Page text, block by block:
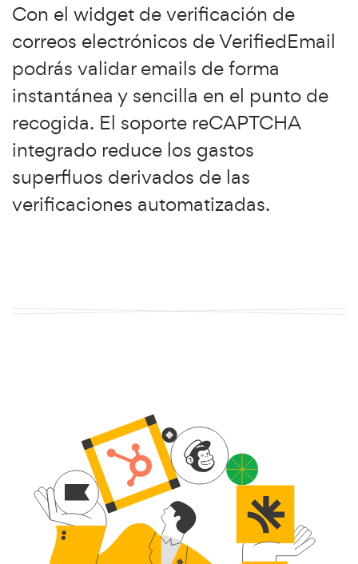
Con el widget de verificación de
correos electrónicos de VerifiedEmail
podrás validar emails de forma
instantánea y sencilla en el punto de
recogida. El soporte reCAPTCHA
integrado reduce los gastos
superfluos derivados de las
verificaciones automatizadas.